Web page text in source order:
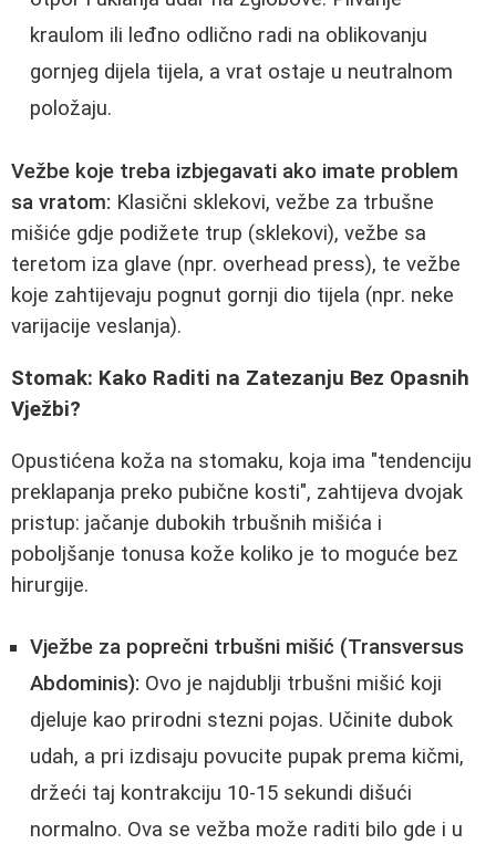
kraulom ili leđno odlično radi na oblikovanju
gornjeg dijela tijela, a vrat ostaje u neutralnom
položaju.
Vežbe koje treba izbjegavati ako imate problem
sa vratom: Klasični sklekovi, vežbe za trbušne
mišiće gdje podižete trup (sklekovi), vežbe sa
teretom iza glave (npr. overhead press), te vežbe
koje zahtijevaju pognut gornji dio tijela (npr. neke
varijacije veslanja).
Stomak: Kako Raditi na Zatezanju Bez Opasnih
Vježbi?
Opustićena koža na stomaku, koja ima "tendenciju
preklapanja preko pubične kosti", zahtijeva dvojak
pristup: jačanje dubokih trbušnih mišića i
poboljšanje tonusa kože koliko je to moguće bez
hirurgije.
Vježbe za poprečni trbušni mišić (Transversus
Abdominis): Ovo je najdublji trbušni mišić koji
djeluje kao prirodni stezni pojas. Učinite dubok
udah, a pri izdisaju povucite pupak prema kičmi,
držeći taj kontrakciju 10-15 sekundi dišući
normalno. Ova se vežba može raditi bilo gde i u